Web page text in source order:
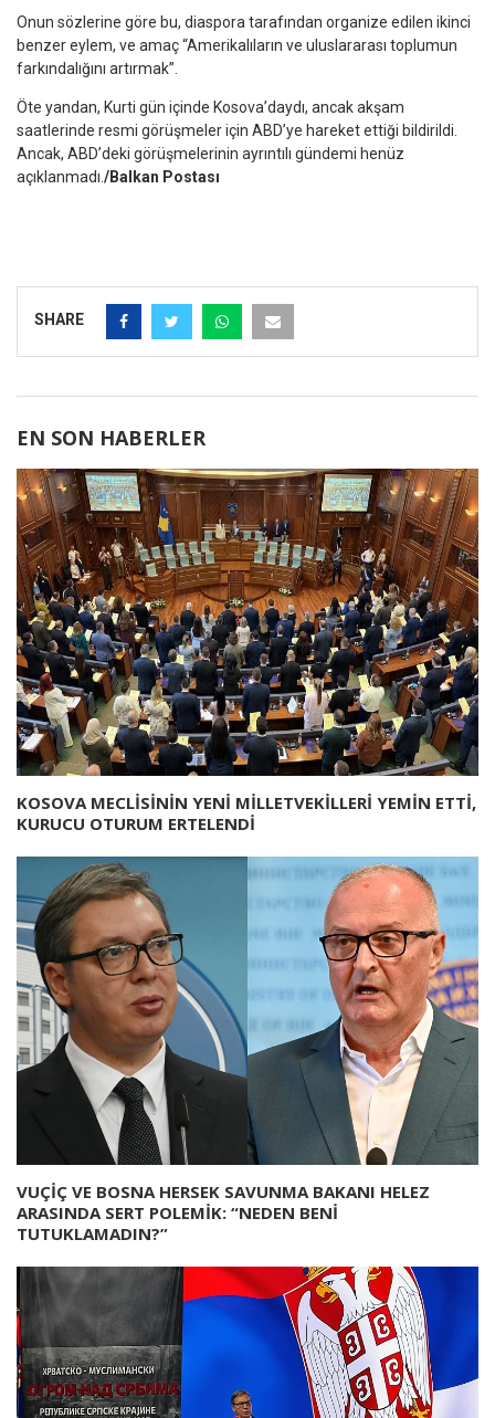
Onun sözlerine göre bu, diaspora tarafından organize edilen ikinci
benzer eylem, ve amaç “Amerikalıların ve uluslararası toplumun
farkındalığını artırmak”.
Öte yandan, Kurti gün içinde Kosova’daydı, ancak akşam
saatlerinde resmi görüşmeler için ABD’ye hareket ettiği bildirildi.
Ancak, ABD’deki görüşmelerinin ayrıntılı gündemi henüz
açıklanmadı. /Balkan Postası
SHARE
EN SON HABERLER
KOSOVA MECLİSİNİN YENİ MİLLETVEKİLLERİ YEMİN ETTİ,
KURUCU OTURUM ERTELENDİ
VUÇİÇ VE BOSNA HERSEK SAVUNMA BAKANI HELEZ
ARASINDA SERT POLEMİK: “NEDEN BENİ
TUTUKLAMADIN?”